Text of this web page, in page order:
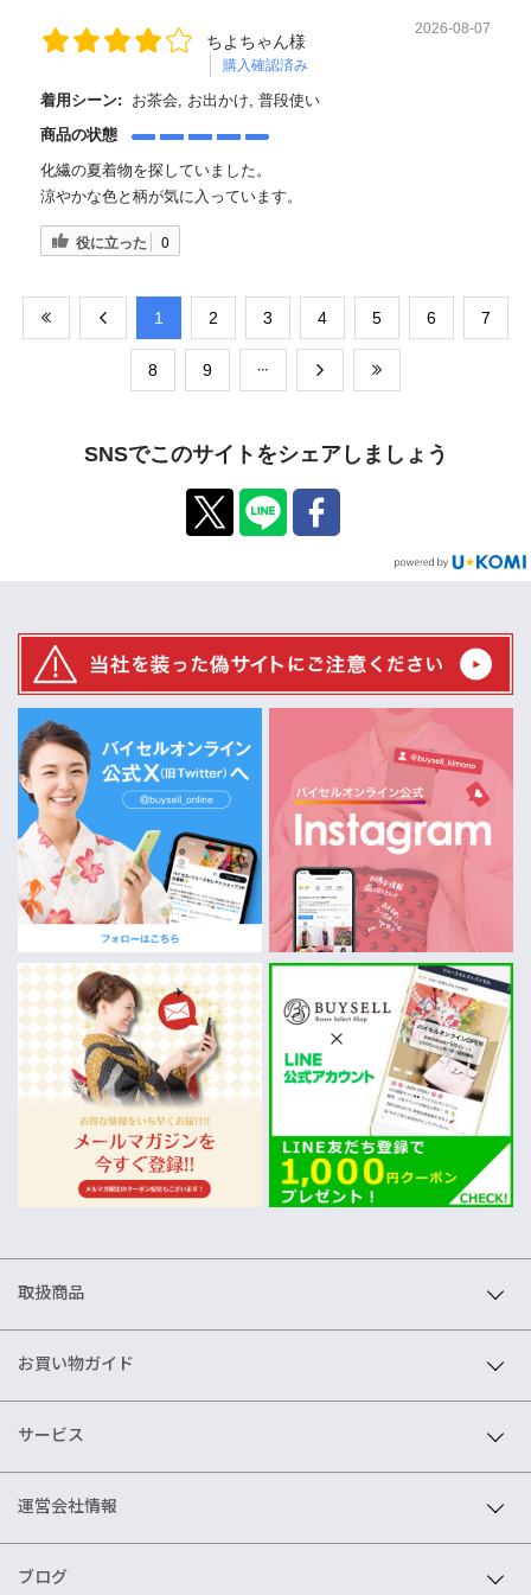
ちよちゃん様
購入確認済み
2026-08-07
着用シーン:
お茶会, お出かけ, 普段使い
商品の状態
化繊の夏着物を探していました。
涼やかな色と柄が気に入っています。
役に立った 0
​1 ​2 ​3 ​4 ​5 ​6 ​7
​8 ​9
SNSでこのサイトをシェアしましょう
取扱商品
お買い物ガイド
サービス
運営会社情報
ブログ